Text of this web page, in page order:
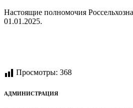
Настоящие полномочия
01.01.2025.
Просмотры: 368
АДМИНИСТРАЦИЯ